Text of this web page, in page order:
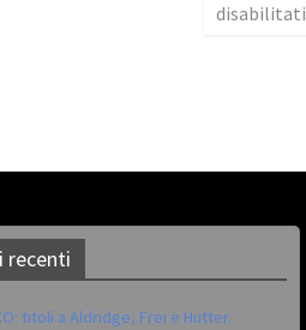
disabilitati
recenti
titoli a Aldridge, Frei e Hutter.